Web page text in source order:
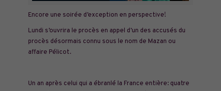
Encore une soirée d’exception en perspective!
Lundi s’ouvrira le procès en appel d’un des accusés du
procès désormais connu sous le nom de Mazan ou
affaire Pélicot.
Un an après celui qui a ébranlé la France entière: quatre